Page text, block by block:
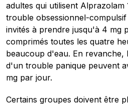
adultes qui utilisent
trouble obsessionnel-
invités à prendre jusqu'à 4 mg
comprimés toutes les quatre
beaucoup d'eau. En revanche,
d'un trouble panique peuvent
mg par jour.
Certains groupes doivent être